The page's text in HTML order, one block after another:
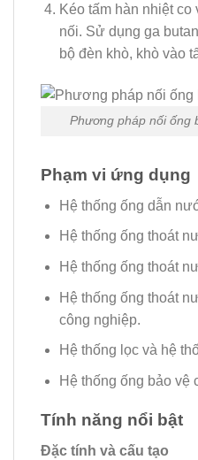
Kéo tấm hàn nhiệt
nối. Sử dụng ga
bộ đèn khò, khò vào
Phương pháp nối ống
Phạm vi ứng dụng
Hệ thống ống dẫn
Hệ thống ống thoát
Hệ thống ống thoát
Hệ thống ống thoát
công nghiệp.
Hệ thống lọc và hệ
Hệ thống ống bảo vệ
Tính năng nổi bật
Đặc tính và cấu tạo